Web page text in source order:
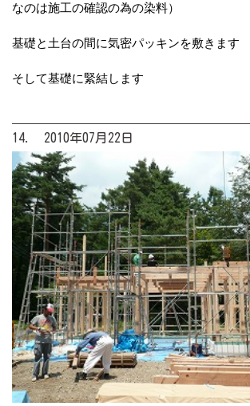
なのは施工の確認の為の染料）
基礎と土台の間に気密パッキンを敷きます
そして基礎に緊結します
14. 2010年07月22日